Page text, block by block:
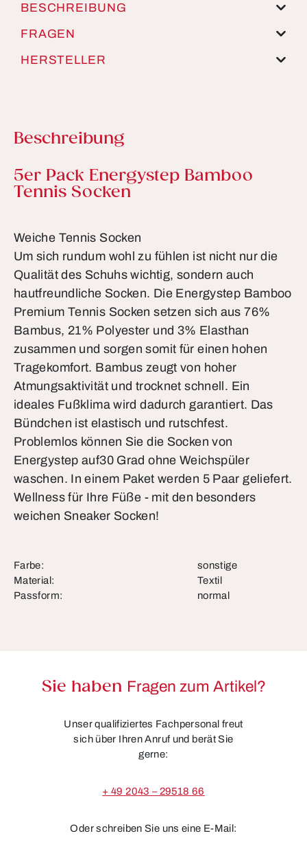
BESCHREIBUNG
FRAGEN
HERSTELLER
Beschreibung
Produktinformationen
5er Pack Energystep Bamboo
Tennis Socken
Weiche Tennis Socken
Um sich rundum wohl zu fühlen ist nicht nur die
Qualität des Schuhs wichtig, sondern auch
hautfreundliche Socken. Die Energystep Bamboo
Premium Tennis Socken setzen sich aus 76%
Bambus, 21% Polyester und 3% Elasthan
zusammen und sorgen somit für einen hohen
Tragekomfort. Bambus zeugt von hoher
Atmungsaktivität und trocknet schnell. Ein
ideales Fußklima wird dadurch garantiert. Das
Bündchen ist elastisch und rutschfest.
Problemlos können Sie die Socken von
Energystep auf30 Grad ohne Weichspüler
waschen. In einem Paket werden 5 Paar geliefert.
Wellness für Ihre Füße - mit den besonders
weichen Sneaker Socken!
Farbe:
sonstige
Material:
Textil
Passform:
normal
Sie haben Fragen zum Artikel?
Unser qualifiziertes Fachpersonal freut
sich über Ihren Anruf und berät Sie
gerne:
+ 49 2043 – 29518 66
Oder schreiben Sie uns eine E-Mail: